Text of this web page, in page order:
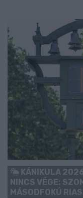
KÁNIKULA
NINCS VÉGE:
MÁSODFOKÚ